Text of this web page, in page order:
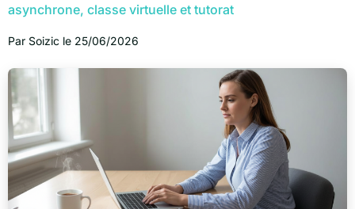
asynchrone, classe virtuelle et tutorat
Par Soizic le 25/06/2026